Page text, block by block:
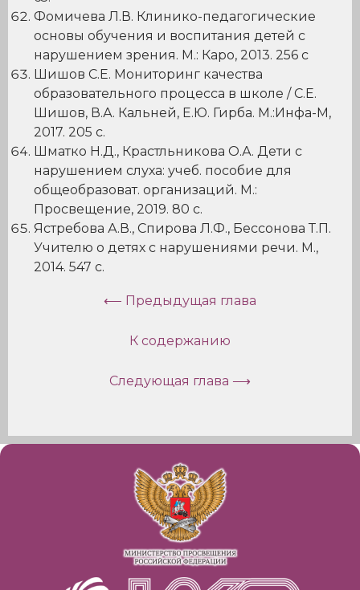
Фомичева Л.В. Клинико-педагогические
основы обучения и воспитания детей с
нарушением зрения. М.: Каро, 2013. 256 c
Шишов С.Е. Мониторинг качества
образовательного процесса в школе / С.Е.
Шишов, В.А. Кальней, Е.Ю. Гирба. М.:Инфа-М,
2017. 205 с.
Шматко Н.Д., Крастльникова О.А. Дети с
нарушением слуха: учеб. пособие для
общеобразоват. организаций. М.:
Просвещение, 2019. 80 с.
Ястребова А.В., Спирова Л.Ф., Бессонова Т.П.
Учителю о детях с нарушениями речи. М.,
2014. 547 с.
⟵ Предыдущая глава
К содержанию
Следующая глава ⟶